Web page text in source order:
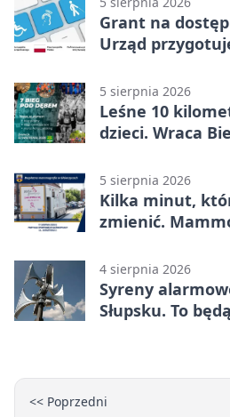
Grant na
Urząd
5 sierpnia 2026
Leśne 10
dzieci. Wraca
5 sierpnia 2026
Kilka minut,
zmienić.
4 sierpnia 2026
Syreny
Słupsku. To
<< Poprzedni